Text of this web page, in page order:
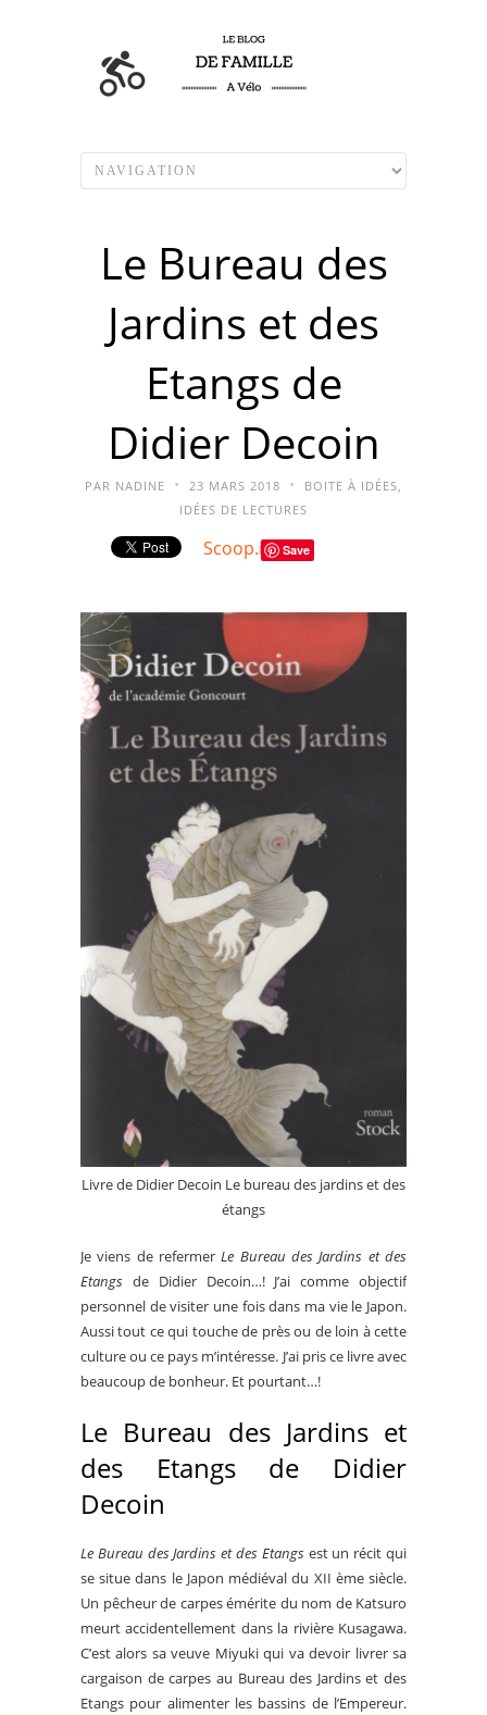
Le Bureau des
Jardins et des
Etangs de
Didier Decoin
PAR NADINE • 23 MARS 2018 • BOITE À IDÉES,
IDÉES DE LECTURES
Scoop.it Save
Livre de Didier Decoin Le bureau des jardins et des
étangs
Je viens de refermerLe Bureau des Jardins et des
Etangs de Didier Decoin…! J’ai comme objectif
personnel de visiter une fois dans ma vie le Japon.
Aussi tout ce qui touche de près ou de loin à cette
culture ou ce pays m’intéresse. J’ai pris ce livre avec
beaucoup de bonheur. Et pourtant…!
Le Bureau des Jardins et
des Etangs de Didier
Decoin
Le Bureau des Jardins et des Etangsest un récit qui
se situe dans le Japon médiéval du XII ème siècle.
Un pêcheur de carpes émérite du nom de Katsuro
meurt accidentellement dans la rivière Kusagawa.
C’est alors sa veuve Miyuki qui va devoir livrer sa
cargaison de carpes au Bureau des Jardins et des
Etangs pour alimenter les bassins de l’Empereur.